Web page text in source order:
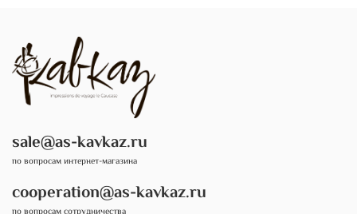
sale@as-kavkaz.ru
по вопросам интернет-магазина
cooperation@as-kavkaz.ru